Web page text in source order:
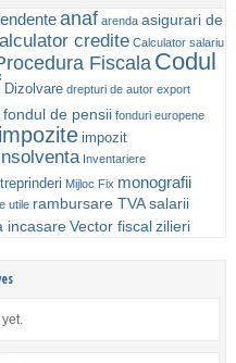
anaf arenda asigurari de
credite Calculator salariu
Fiscala Codul
Dizolvare drepturi de autor export
fondul de pensii fonduri europene
impozite impozit
Inventariere
Mijloc Fix monografii
utile rambursare TVAsalarii
incasareVector fiscalzilieri